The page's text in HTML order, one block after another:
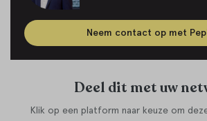
Neem contact op met
Deel dit met uw
Klik op een platform naar keuze om